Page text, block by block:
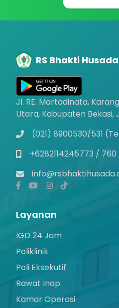
RS Bhakti
Jl. RE. Martadinata,
Utara, Kabupaten Bekasi,
(021) 8900530/531
+6282114245773 /
Layanan
IGD 24 Jam
Poliklinik
Poli Eksekutif
Rawat Inap
Kamar Operasi